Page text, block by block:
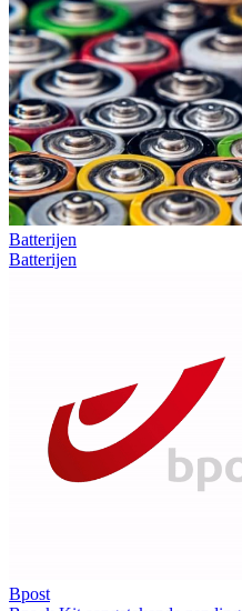
Batterijen
Batterijen
Bpost